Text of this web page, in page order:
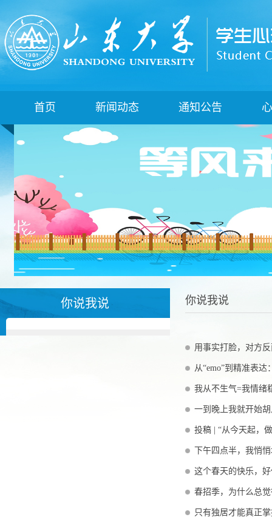
首页 新闻动态 通知公告
你说我说 你说我说
用事实打脸，对方
从“emo”到精准表
我从不生气=我情绪
一到晚上我就开始
投稿 | “从今天起，
下午四点半，我悄
这个春天的快乐，
春招季，为什么总
只有独居才能真正